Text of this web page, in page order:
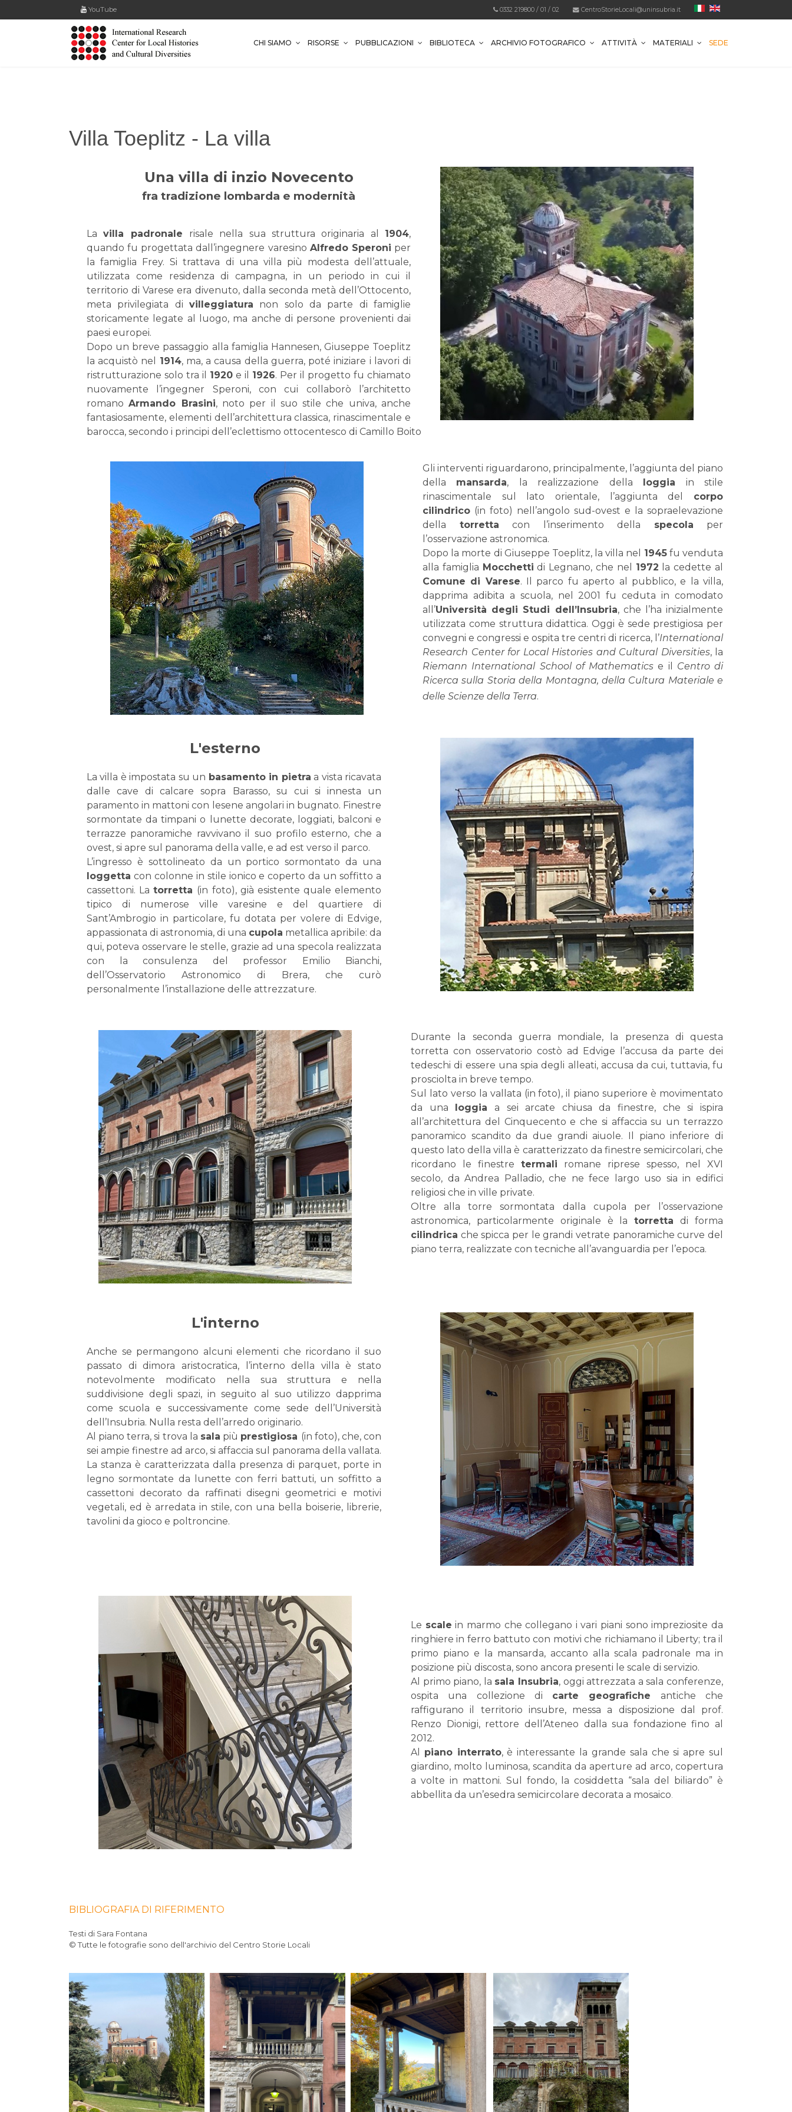
YouTube 0332 219800 / 01 / 02 CentroStorieLocali@uninsubria.it
CHI SIAMO RISORSE PUBBLICAZIONI BIBLIOTECA ARCHIVIO FOTOGRAFICO ATTIVITÀ MATERIALI SEDE
Villa Toeplitz - La villa
Una villa di inzio Novecento
fra tradizione lombarda e modernità
Lavilla padronale risale nella sua struttura originaria al 1904,
quando fu progettata dall’ingegnere varesino Alfredo Speroni per
la famiglia Frey. Si trattava di una villa più modesta dell’attuale,
utilizzata come residenza di campagna, in un periodo in cui il
territorio di Varese era divenuto, dalla seconda metà dell’Ottocento,
meta privilegiata di villeggiatura non solo da parte di famiglie
storicamente legate al luogo, ma anche di persone provenienti dai
paesi europei.
Dopo un breve passaggio alla famiglia Hannesen, Giuseppe Toeplitz
la acquistò nel 1914, ma, a causa della guerra, poté iniziare i lavori di
ristrutturazione solo tra il 1920 e il 1926. Per il progetto fu chiamato
nuovamente l’ingegner Speroni, con cui collaborò l’architetto
romanoArmando Brasini, noto per il suo stile che univa, anche
fantasiosamente, elementi dell’architettura classica, rinascimentale e
barocca, secondo i principi dell’eclettismo ottocentesco di Camillo Boito
Gli interventi riguardarono, principalmente, l’aggiunta del piano
della mansarda, la realizzazione della loggia in stile
rinascimentale sul lato orientale, l’aggiunta del corpo
cilindrico (in foto) nell’angolo sud-ovest e la sopraelevazione
della torretta con l’inserimento della specola per
l’osservazione astronomica.
Dopo la morte di Giuseppe Toeplitz, la villa nel 1945fu venduta
alla famiglia Mocchetti di Legnano, che nel 1972 la cedette al
Comune di Varese. Il parco fu aperto al pubblico, e la villa,
dapprima adibita a scuola, nel 2001 fu ceduta in comodato
all’Università degli Studi dell’Insubria, che l’ha inizialmente
utilizzata come struttura didattica. Oggi è sede prestigiosa per
convegni e congressi e ospita tre centri di ricerca, l’International
Research Center for Local Histories and Cultural Diversities, la
Riemann International School of Mathematics e il Centro di
Ricerca sulla Storia della Montagna, della Cultura Materiale e
delle Scienze della Terra.
L'esterno
La villa è impostata su un basamento in pietra a vista ricavata
dalle cave di calcare sopra Barasso, su cui si innesta un
paramento in mattoni con lesene angolari in bugnato. Finestre
sormontate da timpani o lunette decorate, loggiati, balconi e
terrazze panoramiche ravvivano il suo profilo esterno, che a
ovest, si apre sul panorama della valle, e ad est verso il parco.
L’ingresso è sottolineato da un portico sormontato da una
loggetta con colonne in stile ionico e coperto da un soffitto a
cassettoni. Latorretta (in foto), già esistente quale elemento
tipico di numerose ville varesine e del quartiere di
Sant’Ambrogio in particolare, fu dotata per volere di Edvige,
appassionata di astronomia, di una cupola metallica apribile: da
qui, poteva osservare le stelle, grazie ad una specola realizzata
con la consulenza del professor Emilio Bianchi,
dell’Osservatorio Astronomico di Brera, che curò
personalmente l’installazione delle attrezzature.
Durante la seconda guerra mondiale, la presenza di questa
torretta con osservatorio costò ad Edvige l’accusa da parte dei
tedeschi di essere una spia degli alleati, accusa da cui, tuttavia, fu
prosciolta in breve tempo.
Sul lato verso la vallata (in foto), il piano superiore è movimentato
da una loggia a sei arcate chiusa da finestre, che si ispira
all’architettura del Cinquecento e che si affaccia su un terrazzo
panoramico scandito da due grandi aiuole. Il piano inferiore di
questo lato della villa è caratterizzato da finestre semicircolari, che
ricordano le finestre termali romane riprese spesso, nel XVI
secolo, da Andrea Palladio, che ne fece largo uso sia in edifici
religiosi che in ville private.
Oltre alla torre sormontata dalla cupola per l’osservazione
astronomica, particolarmente originale è latorretta di forma
cilindrica che spicca per le grandi vetrate panoramiche curve del
piano terra, realizzate con tecniche all’avanguardia per l’epoca.
L'interno
Anche se permangono alcuni elementi che ricordano il suo
passato di dimora aristocratica, l’interno della villa è stato
notevolmente modificato nella sua struttura e nella
suddivisione degli spazi, in seguito al suo utilizzo dapprima
come scuola e successivamente come sede dell’Università
dell’Insubria. Nulla resta dell’arredo originario.
Al piano terra, si trova la sala più prestigiosa (in foto), che, con
sei ampie finestre ad arco, si affaccia sul panorama della vallata.
La stanza è caratterizzata dalla presenza di parquet, porte in
legno sormontate da lunette con ferri battuti, un soffitto a
cassettoni decorato da raffinati disegni geometrici e motivi
vegetali, ed è arredata in stile, con una bella boiserie, librerie,
tavolini da gioco e poltroncine.
Le scale in marmo che collegano i vari piani sono impreziosite da
ringhiere in ferro battuto con motivi che richiamano il Liberty; tra il
primo piano e la mansarda, accanto alla scala padronale ma in
posizione più discosta, sono ancora presenti le scale di servizio.
Al primo piano, la sala Insubria, oggi attrezzata a sala conferenze,
ospita una collezione di carte geografiche antiche che
raffigurano il territorio insubre, messa a disposizione dal prof.
Renzo Dionigi, rettore dell’Ateneo dalla sua fondazione fino al
2012.
Al piano interrato, è interessante la grande sala che si apre sul
giardino, molto luminosa, scandita da aperture ad arco, copertura
a volte in mattoni. Sul fondo, la cosiddetta “sala del biliardo” è
abbellita da un’esedra semicircolare decorata a mosaico
BIBLIOGRAFIA DI RIFERIMENTO
Testi di Sara Fontana
©Tutte le fotografie sono dell'archivio del Centro Storie Locali